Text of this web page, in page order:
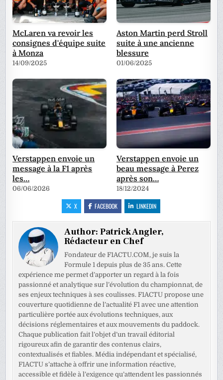
McLaren va revoir les
consignes d'équipe suite
à Monza
14/09/2025
Aston Martin perd Stroll
suite à une ancienne
blessure
01/06/2025
Verstappen envoie un
message à la F1 après
les…
06/06/2026
Verstappen envoie un
beau message à Perez
après son…
18/12/2024
X FACEBOOK LINKEDIN
Author:Patrick Angler,
Rédacteur en Chef
Fondateur de F1ACTU.COM, je suis la
Formule 1 depuis plus de 35 ans. Cette
expérience me permet d’apporter un regard à la fois
passionné et analytique sur l’évolution du championnat, de
ses enjeux techniques à ses coulisses. F1ACTU propose une
couverture quotidienne de l’actualité F1 avec une attention
particulière portée aux évolutions techniques, aux
décisions réglementaires et aux mouvements du paddock.
Chaque publication fait l’objet d’un travail éditorial
rigoureux afin de garantir des contenus clairs,
contextualisés et fiables. Média indépendant et spécialisé,
F1ACTU s’attache à offrir une information réactive,
accessible et fidèle à l’exigence qu’attendent les passionnés